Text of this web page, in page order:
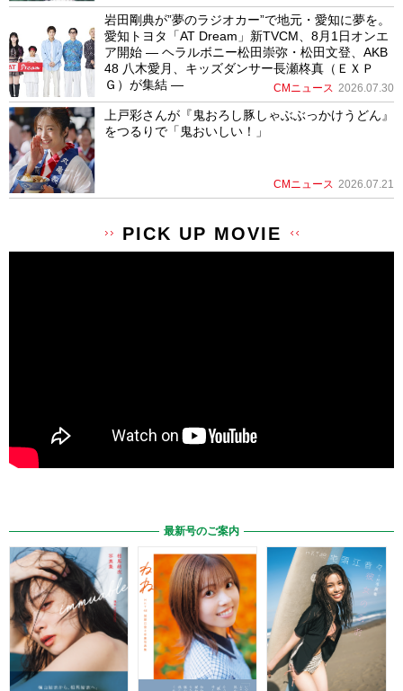
岩田剛典が”夢のラジオカー”で地元・愛知に夢を。
愛知トヨタ「AT Dream」新TVCM、8月1日オンエ
ア開始 ― ヘラルボニー松田崇弥・松田文登、AKB
48 八木愛月、キッズダンサー長瀬柊真（ＥＸＰ
Ｇ）が集結 ―
CMニュース 2026.07.30
上戸彩さんが『鬼おろし豚しゃぶぶっかけうどん』
をつるりで「鬼おいしい！」
CMニュース 2026.07.21
PICK UP MOVIE
最新号のご案内